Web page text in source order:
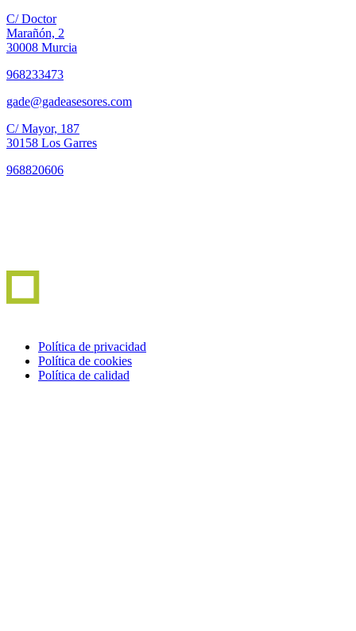
C/ Doctor
Marañón, 2
30008 Murcia
968233473
gade@gadeasesores.com
C/ Mayor, 187
30158 Los Garres
968820606
Política de privacidad
Política de cookies
Política de calidad